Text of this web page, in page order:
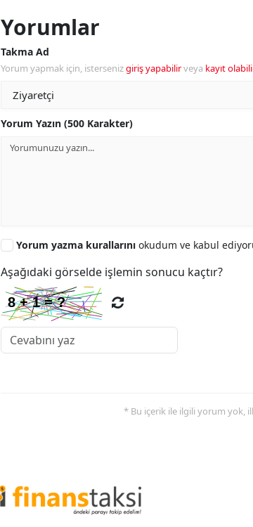
Yorumlar
Takma Ad
Yorum yapmak için, istersenizgiriş yapabilirveya kayıt
Yorum Yazın (500 Karakter)
Yorum yazma kurallarını okudum ve kabul
Aşağıdaki görselde işlemin sonucu kaçtır?
* Bu içerik ile ilgili yorum yok,